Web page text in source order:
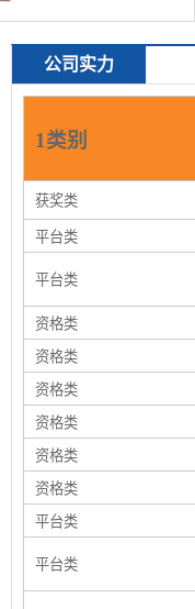
公司实力
1类别
获奖类
平台类
平台类
资格类
资格类
资格类
资格类
资格类
资格类
平台类
平台类